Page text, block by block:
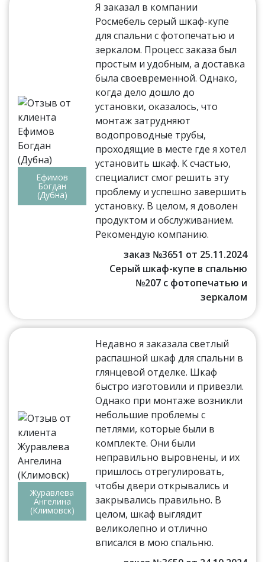
Ефимов
Богдан
(Дубна)
Я заказал в компании
Росмебель серый шкаф-купе
для спальни с фотопечатью и
зеркалом. Процесс заказа был
простым и удобным, а доставка
была своевременной. Однако,
когда дело дошло до
установки, оказалось, что
монтаж затрудняют
водопроводные трубы,
проходящие в месте где я хотел
установить шкаф. К счастью,
специалист смог решить эту
проблему и успешно завершить
установку. В целом, я доволен
продуктом и обслуживанием.
Рекомендую компанию.
заказ №3651 от 25.11.2024
Серый шкаф-купе в спальню
№207 с фотопечатью и
зеркалом
Журавлева
Ангелина
(Климовск)
Недавно я заказала светлый
распашной шкаф для спальни в
глянцевой отделке. Шкаф
быстро изготовили и привезли.
Однако при монтаже возникли
небольшие проблемы с
петлями, которые были в
комплекте. Они были
неправильно выровнены, и их
пришлось отрегулировать,
чтобы двери открывались и
закрывались правильно. В
целом, шкаф выглядит
великолепно и отлично
вписался в мою спальню.